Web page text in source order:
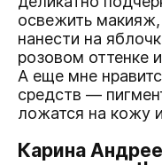
освежить
нанести на
розовом оттенке
А еще мне
средств —
ложатся на кожу
Карина